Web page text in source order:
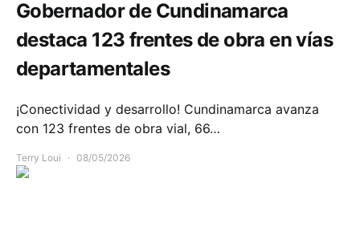
Gobernador de Cundinamarca
destaca 123 frentes de obra en vías
departamentales
¡Conectividad y desarrollo! Cundinamarca avanza
con 123 frentes de obra vial, 66…
Terry Loui 08/05/2026